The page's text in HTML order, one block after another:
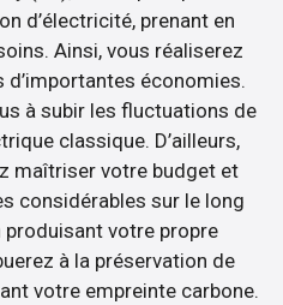
d’électricité, prenant en
Ainsi, vous réaliserez
économies.
à subir les fluctuations de
classique. D’ailleurs,
maîtriser votre budget et
considérables sur le long
produisant votre propre
à la préservation de
votre empreinte carbone.